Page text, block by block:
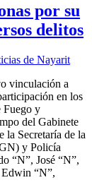
por su
delitos
de Nayarit
vinculación a
en los
Fuego y
del Gabinete
la Secretaría de la
y Policía
“N”, José “N”,
“N”,